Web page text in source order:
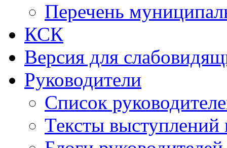
Перечень
КСК
Версия для
Руководители
Список
Тексты выступлений